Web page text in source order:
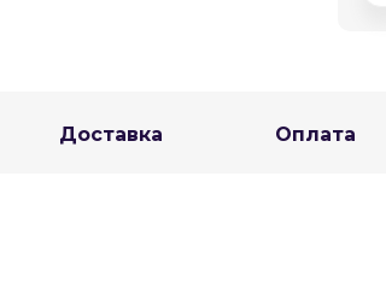
Доставка Оплата